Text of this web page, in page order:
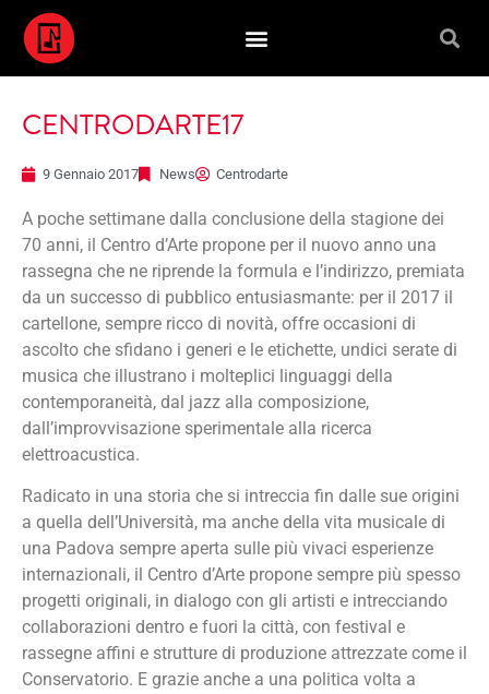
CENTRODARTE17
9 Gennaio 2017 News Centrodarte
A poche settimane dalla conclusione della stagione dei
70 anni, il Centro d’Arte propone per il nuovo anno una
rassegna che ne riprende la formula e l’indirizzo, premiata
da un successo di pubblico entusiasmante: per il 2017 il
cartellone, sempre ricco di novità, offre occasioni di
ascolto che sfidano i generi e le etichette, undici serate di
musica che illustrano i molteplici linguaggi della
contemporaneità, dal jazz alla composizione,
dall’improvvisazione sperimentale alla ricerca
elettroacustica.
Radicato in una storia che si intreccia fin dalle sue origini
a quella dell’Università, ma anche della vita musicale di
una Padova sempre aperta sulle più vivaci esperienze
internazionali, il Centro d’Arte propone sempre più spesso
progetti originali, in dialogo con gli artisti e intrecciando
collaborazioni dentro e fuori la città, con festival e
rassegne affini e strutture di produzione attrezzate come il
Conservatorio. E grazie anche a una politica volta a